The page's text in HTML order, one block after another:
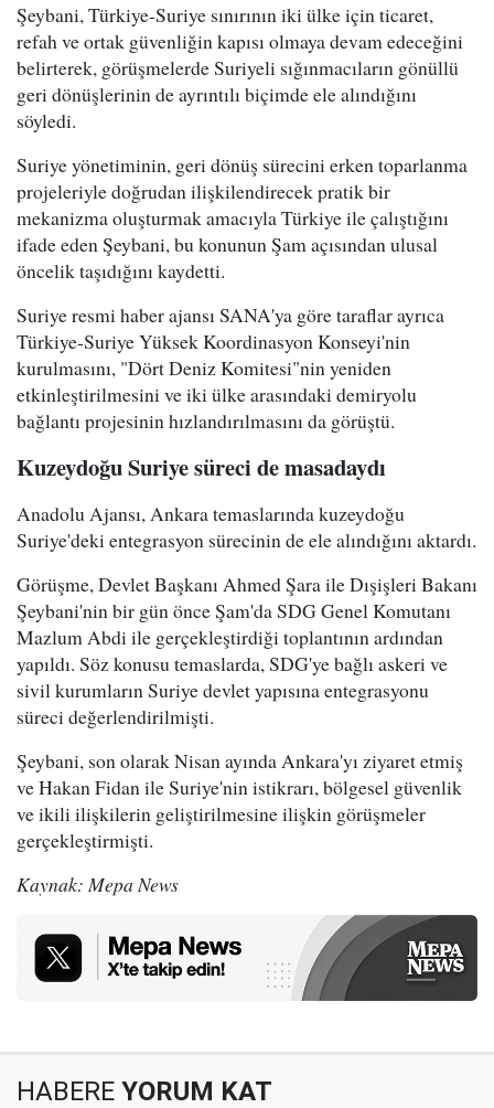
Şeybani, Türkiye-Suriye sınırının iki ülke için ticaret,
refah ve ortak güvenliğin kapısı olmaya devam edeceğini
belirterek, görüşmelerde Suriyeli sığınmacıların gönüllü
geri dönüşlerinin de ayrıntılı biçimde ele alındığını
söyledi.
Suriye yönetiminin, geri dönüş sürecini erken toparlanma
projeleriyle doğrudan ilişkilendirecek pratik bir
mekanizma oluşturmak amacıyla Türkiye ile çalıştığını
ifade eden Şeybani, bu konunun Şam açısından ulusal
öncelik taşıdığını kaydetti.
Suriye resmi haber ajansı SANA'ya göre taraflar ayrıca
Türkiye-Suriye Yüksek Koordinasyon Konseyi'nin
kurulmasını, "Dört Deniz Komitesi"nin yeniden
etkinleştirilmesini ve iki ülke arasındaki demiryolu
bağlantı projesinin hızlandırılmasını da görüştü.
Kuzeydoğu Suriye süreci de masadaydı
Anadolu Ajansı, Ankara temaslarında kuzeydoğu
Suriye'deki entegrasyon sürecinin de ele alındığını aktardı.
Görüşme, Devlet Başkanı Ahmed Şara ile Dışişleri Bakanı
Şeybani'nin bir gün önce Şam'da SDG Genel Komutanı
Mazlum Abdi ile gerçekleştirdiği toplantının ardından
yapıldı. Söz konusu temaslarda, SDG'ye bağlı askeri ve
sivil kurumların Suriye devlet yapısına entegrasyonu
süreci değerlendirilmişti.
Şeybani, son olarak Nisan ayında Ankara'yı ziyaret etmiş
ve Hakan Fidan ile Suriye'nin istikrarı, bölgesel güvenlik
ve ikili ilişkilerin geliştirilmesine ilişkin görüşmeler
gerçekleştirmişti.
Kaynak: Mepa News
HABERE YORUM KAT